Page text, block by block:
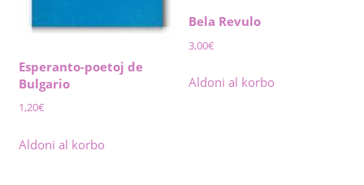
Esperanto-poetoj de
Bulgario
1,20€
Aldoni al korbo
Bela Revulo
3,00€
Aldoni al korbo